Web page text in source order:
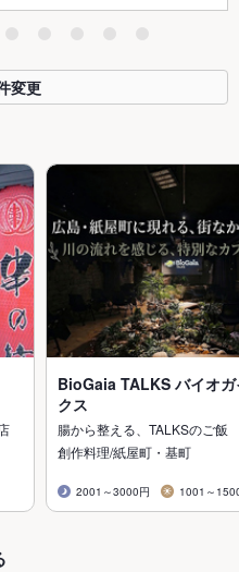
変更
BioGaia TALKS バイオ
クス
腸から整える、TALKSのご飯
創作料理/紙屋町・基町
2001～3000円 1001～